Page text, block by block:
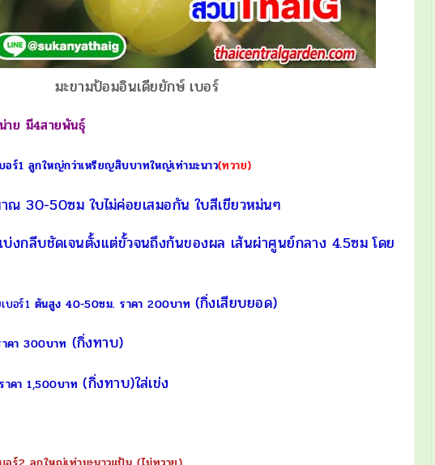
มะขามป้อมอินเดียยักษ์ เบอร์
าย มี4สายพันธุ์
อร์1 ลูกใหญ่กว่าเหรียญสิบบาทใหญ่เท่ามะนาว(ทวาย)
ณ 30-50ซม ใบไม่ค่อยเสมอกัน ใบสีเขียวหม่นๆ
งกลีบชัดเจนตั้งแต่ขั้วจนถึงก้นของผล เส้นผ่าศูนย์กลาง 4.5ซม โดย
บอร์1 ต้นสูง 40-50ซม. ราคา 200บาท (กิ่งเสียบยอด)
คา 300บาท (กิ่งทาบ)
คา 1,500บาท (กิ่งทาบ)ใส่เข่ง